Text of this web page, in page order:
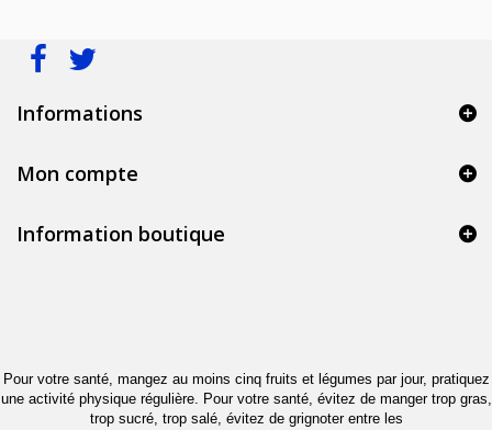
Informations
Mon compte
Information boutique
Pour votre santé, mangez au moins cinq fruits et légumes par jour, pratiquez
une activité physique régulière. Pour votre santé, évitez de manger trop gras,
trop sucré, trop salé, évitez de grignoter entre les